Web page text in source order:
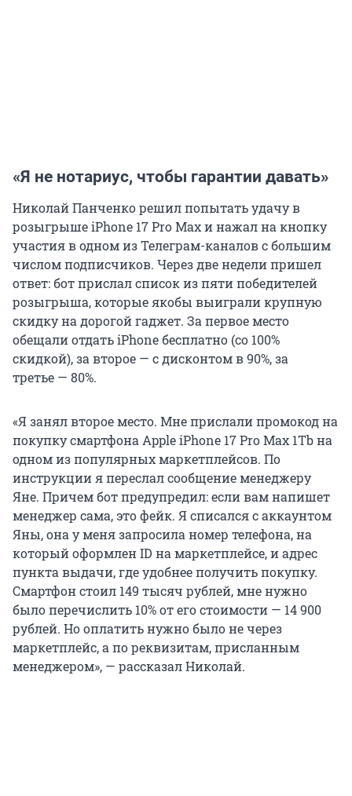
«Я не нотариус, чтобы гарантии давать»
Николай Панченко решил попытать удачу в
розыгрыше iPhone 17 Pro Max и нажал на кнопку
участия в одном из Телеграм-каналов с большим
числом подписчиков. Через две недели пришел
ответ: бот прислал список из пяти победителей
розыгрыша, которые якобы выиграли крупную
скидку на дорогой гаджет. За первое место
обещали отдать iPhone бесплатно (со 100%
скидкой), за второе — с дисконтом в 90%, за
третье — 80%.
«Я занял второе место. Мне прислали промокод на
покупку смартфона Apple iPhone 17 Pro Max 1Tb на
одном из популярных маркетплейсов. По
инструкции я переслал сообщение менеджеру
Яне. Причем бот предупредил: если вам напишет
менеджер сама, это фейк. Я списался с аккаунтом
Яны, она у меня запросила номер телефона, на
который оформлен ID на маркетплейсе, и адрес
пункта выдачи, где удобнее получить покупку.
Смартфон стоил 149 тысяч рублей, мне нужно
было перечислить 10% от его стоимости — 14 900
рублей. Но оплатить нужно было не через
маркетплейс, а по реквизитам, присланным
менеджером», — рассказал Николай.